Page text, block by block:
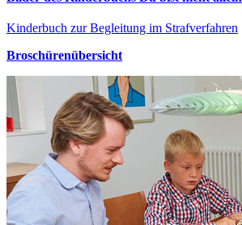
Kinderbuch zur Begleitung im Strafverfahren
Broschürenübersicht